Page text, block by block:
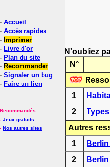
- Accueil
- Accès rapides
- Imprimer
- Livre d'or
- Plan du site
- Recommander
- Signaler un bug
- Faire un lien
Recommandés :
- Jeux gratuits
- Nos autres sites
N'oubliez
N°
1
2
Autres
1
2